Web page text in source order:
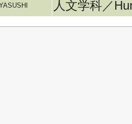
人文学科／